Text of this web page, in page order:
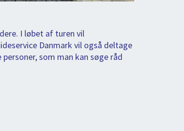
I løbet af turen vil
Danmark vil også deltage
som man kan søge råd